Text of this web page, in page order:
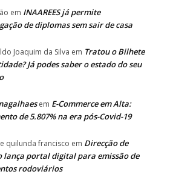
em INAAREES já permite
de diplomas sem sair de casa
Joaquim da Silva em Tratou o Bilhete
Já podes saber o estado do seu
em E-Commerce em Alta:
de 5.807% na era pós-Covid-19
quilunda francisco em Direcção de
lança portal digital para emissão de
rodoviários